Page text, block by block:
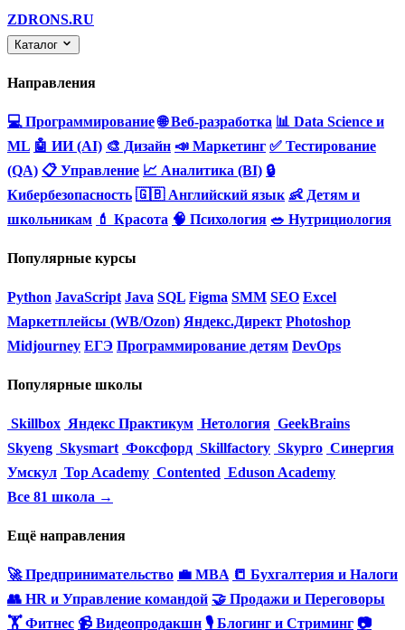
ZDRONS.RU
Каталог
Направления
💻 Программирование 🌐 Веб-разработка 📊 Data Science и
ML 🤖 ИИ (AI) 🎨 Дизайн 📣 Маркетинг ✅ Тестирование
(QA) 📋 Управление 📈 Аналитика (BI) 🔒
Кибербезопасность 🇬🇧 Английский язык 👶 Детям и
школьникам 💄 Красота 🧠 Психология 🥗 Нутрициология
Популярные курсы
Python JavaScript Java SQL Figma SMM SEO Excel
Маркетплейсы (WB/Ozon) Яндекс.Директ Photoshop
Midjourney ЕГЭ Программирование детям DevOps
Популярные школы
Skillbox Яндекс Практикум Нетология GeekBrains
Skyeng Skysmart Фоксфорд Skillfactory Skypro Синергия
Умскул Top Academy Contented Eduson Academy
Все 81 школа →
Ещё направления
🚀 Предпринимательство 💼 MBA 📒 Бухгалтерия и Налоги
👥 HR и Управление командой 🤝 Продажи и Переговоры
🏋️ Фитнес 📹 Видеопродакшн 🎙 Блогинг и Стриминг 📷